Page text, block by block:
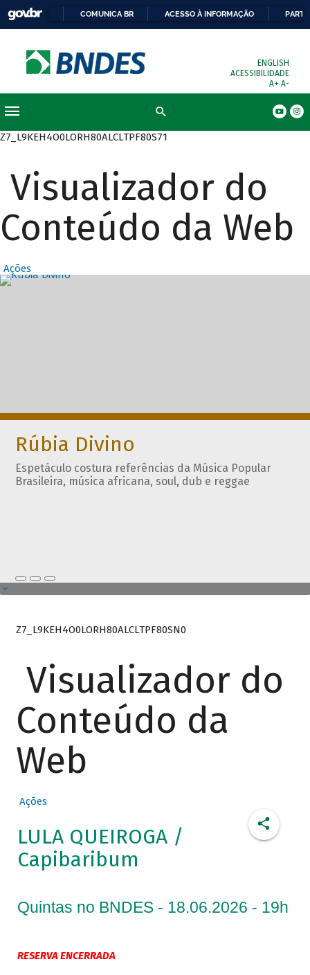
COMUNICA BR ACESSO À INFORMAÇÃO
ENGLISH
ACESSIBILIDADE
A+ A-
Z7_L9KEH4O0LORH80ALCLTPF80S71
Visualizador do
Conteúdo da Web
Ações
Destaques
Rúbia Divino
Espetáculo costura referências da Música Popular
Brasileira, música africana, soul, dub e reggae
Z7_L9KEH4O0LORH80ALCLTPF80SN0
Visualizador do
Conteúdo da
Web
Ações
LULA QUEIROGA /
Capibaribum
Quintas no BNDES - 18.06.2026 - 19h
RESERVA ENCERRADA